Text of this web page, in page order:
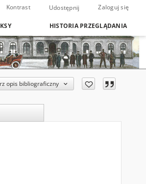
Kontrast Udostępnij Zaloguj się
HISTORIA PRZEGLĄDANIA
opis bibliograficzny